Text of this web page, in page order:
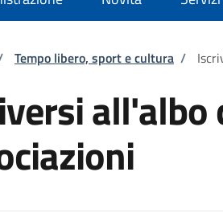
di pane
Tempo libero, sport e cultura /
all'albo